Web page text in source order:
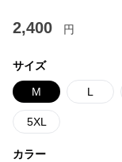
2,400 円
サイズ
M L
5XL
カラー